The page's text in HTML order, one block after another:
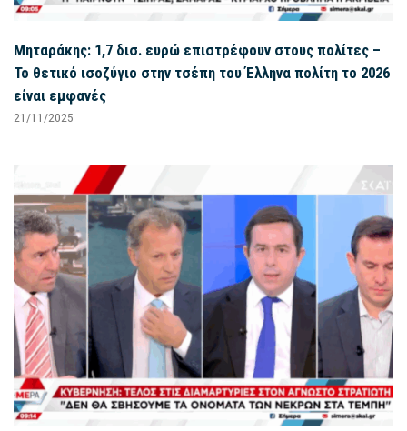
Μηταράκης: 1,7 δισ. ευρώ επιστρέφουν στους πολίτες –
Το θετικό ισοζύγιο στην τσέπη του Έλληνα πολίτη το 2026
είναι εμφανές
21/11/2025